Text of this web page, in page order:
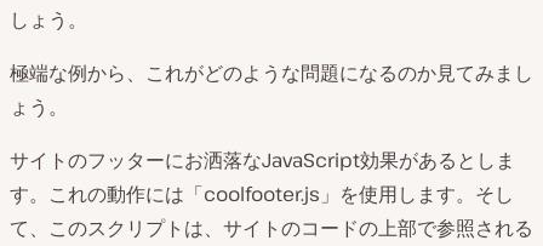
しょう。
極端な例から、これがどのような問題になるのか見てみまし
ょう。
サイトのフッターにお洒落なJavaScript効果があるとしま
す。これの動作には「coolfooter.js」を使用します。そし
て、このスクリプトは、サイトのコードの上部で参照される